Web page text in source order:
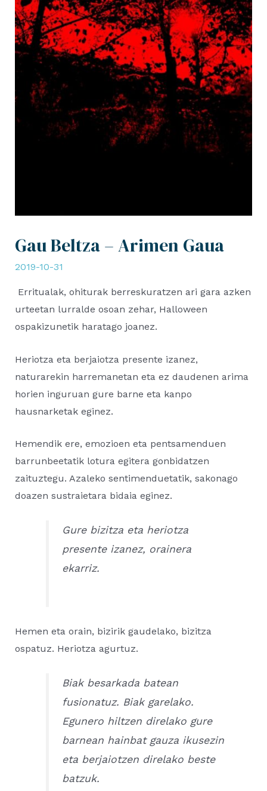
Gau Beltza – Arimen Gaua
2019-10-31
Erritualak, ohiturak berreskuratzen ari gara azken
urteetan lurralde osoan zehar, Halloween
ospakizunetik haratago joanez.
Heriotza eta berjaiotza presente izanez,
naturarekin harremanetan eta ez daudenen arima
horien inguruan gure barne eta kanpo
hausnarketak eginez.
Hemendik ere, emozioen eta pentsamenduen
barrunbeetatik lotura egitera gonbidatzen
zaituztegu. Azaleko sentimenduetatik, sakonago
doazen sustraietara bidaia eginez.
Gure bizitza eta heriotza
presente izanez, orainera
ekarriz.
Hemen eta orain, bizirik gaudelako, bizitza
ospatuz. Heriotza agurtuz.
Biak besarkada batean
fusionatuz. Biak garelako.
Egunero hiltzen direlako gure
barnean hainbat gauza ikusezin
eta berjaiotzen direlako beste
batzuk.